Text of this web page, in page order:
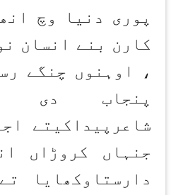
پوری دنیا وچ
کارن بنے انسان
، اوہنوں چنگے
پنجاب دی
شاعرپیداکیتے
جنہاں کروڑاں
دارستاوکھایا